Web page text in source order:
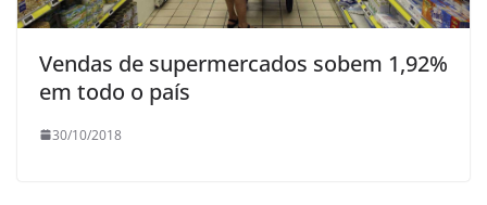
Vendas de supermercados sobem 1,92%
em todo o país
30/10/2018